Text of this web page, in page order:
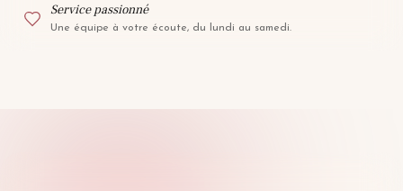
Service passionné
Une équipe à votre écoute, du lundi au samedi.